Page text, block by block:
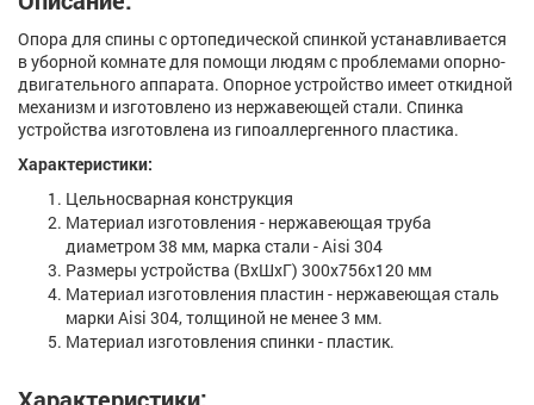
Опора для спины с ортопедической спинкой устанавливается
в уборной комнате для помощи людям с проблемами опорно-
двигательного аппарата. Опорное устройство имеет откидной
механизм и изготовлено из нержавеющей стали. Спинка
устройства изготовлена из гипоаллергенного пластика.
Характеристики:
Цельносварная конструкция
Материал изготовления - нержавеющая труба
диаметром 38 мм, марка стали - Aisi 304
Размеры устройства (ВхШхГ) 300х756х120 мм
Материал изготовления пластин - нержавеющая сталь
марки Aisi 304, толщиной не менее 3 мм.
Материал изготовления спинки - пластик.